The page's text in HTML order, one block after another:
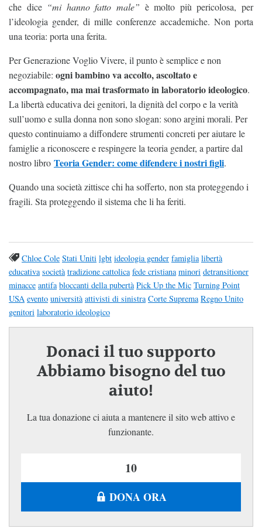
che dice “mi hanno fatto male” è molto più pericolosa, per
l’ideologia gender, di mille conferenze accademiche. Non porta
una teoria: porta una ferita.
Per Generazione Voglio Vivere, il punto è semplice e non
negoziabile: ogni bambino va accolto, ascoltato e
accompagnato, ma mai trasformato in laboratorio ideologico.
La libertà educativa dei genitori, la dignità del corpo e la verità
sull’uomo e sulla donna non sono slogan: sono argini morali. Per
questo continuiamo a diffondere strumenti concreti per aiutare le
famiglie a riconoscere e respingere la teoria gender, a partire dal
nostro libro Teoria Gender: come difendere i nostri figli.
Quando una società zittisce chi ha sofferto, non sta proteggendo i
fragili. Sta proteggendo il sistema che li ha feriti.
Chloe Cole Stati Uniti lgbt ideologia gender famiglia libertà
educativa società tradizione cattolica fede cristiana minori detransitioner
minacce antifa bloccanti della pubertà Pick Up the Mic Turning Point
USA evento università attivisti di sinistra Corte Suprema Regno Unito
genitori laboratorio ideologico
Donaci il tuo supporto
Abbiamo bisogno del tuo
aiuto!
La tua donazione ci aiuta a mantenere il sito web attivo e
funzionante.
DONA ORA